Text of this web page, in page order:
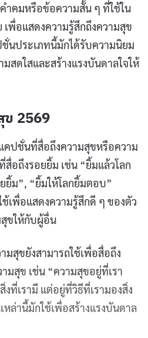
ำคมหรือข้อความสั้น ๆ ที่ใช้ใน
เพื่อแสดงความรู้สึกถึงความสุข
นประเภทนี้มักได้รับความนิยม
มสดใสและสร้างแรงบันดาลใจให้
2569
ปชั่นที่สื่อถึงความสุขหรือความ
สื่อถึงรอยยิ้ม เช่น “ยิ้มแล้วโลก
ยิ้ม”, “ยิ้มให้โลกยิ้มตอบ”
เพื่อแสดงความรู้สึกดี ๆ ของตัว
ขให้กับผู้อื่น
สุขยังสามารถใช้เพื่อสื่อถึง
มสุข เช่น “ความสุขอยู่ที่เรา
ที่เรามี แต่อยู่ที่วิธีที่เรามองสิ่ง
ล่านี้มักใช้เพื่อสร้างแรงบันดาล